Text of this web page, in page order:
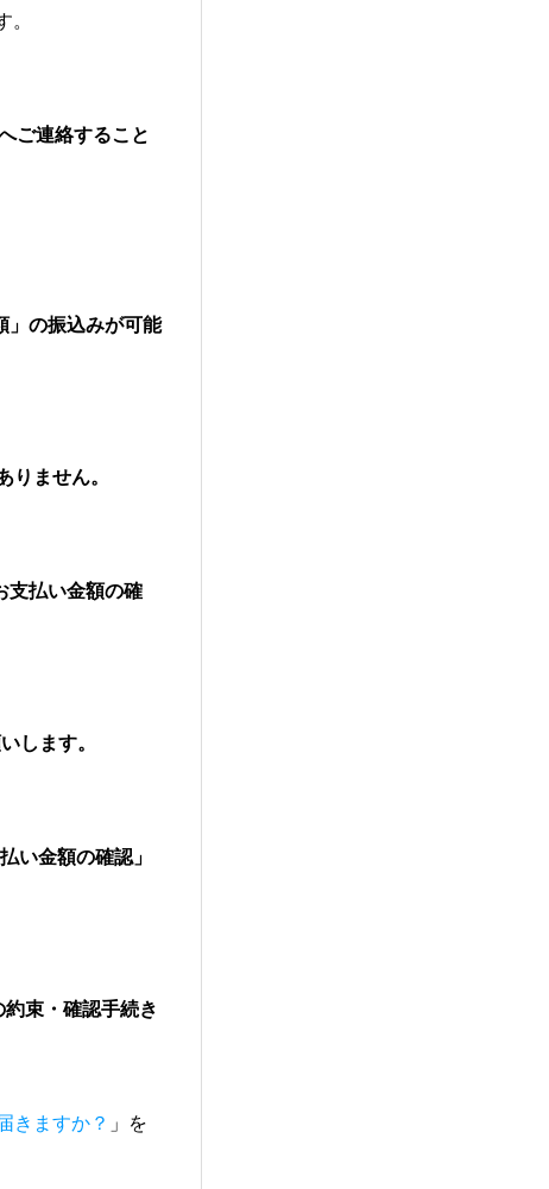
ご連絡すること
」の振込みが可能
ません。
支払い金額の確
します。
い金額の確認」
束・確認手続き
きますか？ 」を